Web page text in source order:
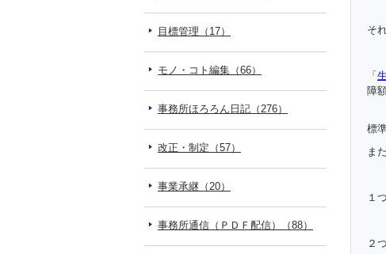
そ
「
障
標
ま
１
２
目標管理（17）
モノ・コト編集（66）
事務所ほろろん日記（276）
改正・制定（57）
事業承継（20）
事務所通信（ＰＤＦ配信）（88）